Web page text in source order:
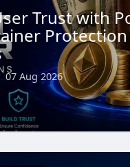
Trust with
Protection
07 Aug 2026